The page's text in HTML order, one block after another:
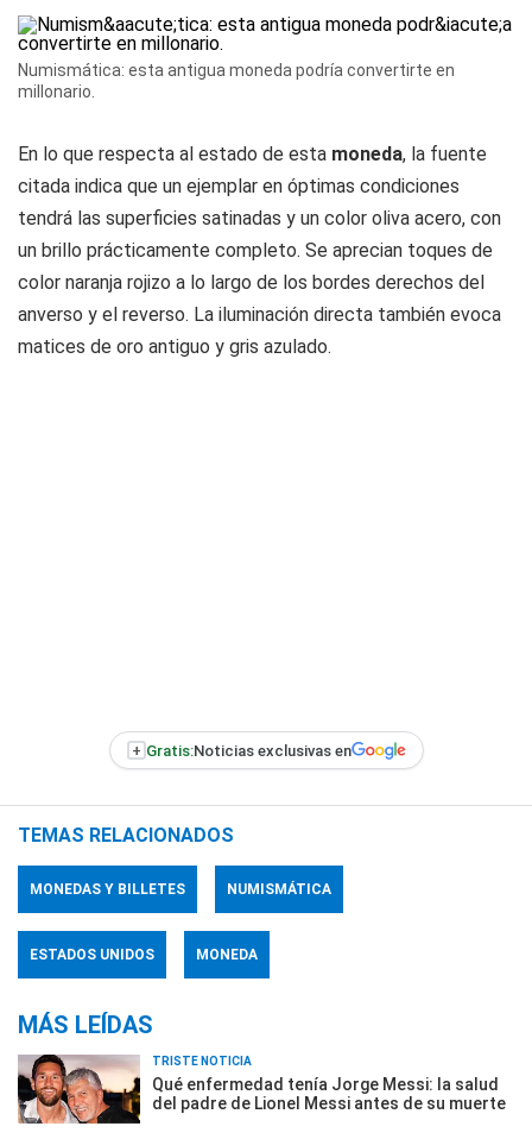
Numismática: esta antigua moneda podría convertirte en
millonario.
En lo que respecta al estado de esta moneda, la fuente
citada indica que un ejemplar en óptimas condiciones
tendrá las superficies satinadas y un color oliva acero, con
un brillo prácticamente completo. Se aprecian toques de
color naranja rojizo a lo largo de los bordes derechos del
anverso y el reverso. La iluminación directa también evoca
matices de oro antiguo y gris azulado.
+ Gratis:Noticias exclusivas en
TEMAS RELACIONADOS
MONEDAS Y BILLETES NUMISMÁTICA
ESTADOS UNIDOS MONEDA
MÁS LEÍDAS
TRISTE NOTICIA
Qué enfermedad tenía Jorge Messi: la salud
del padre de Lionel Messi antes de su muerte